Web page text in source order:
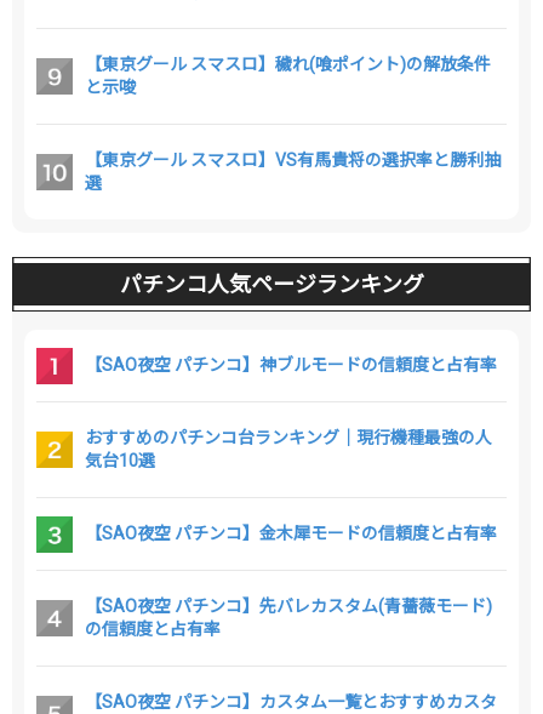
【東京グール スマスロ】穢れ(喰ポイント)の解放条件
と示唆
【東京グール スマスロ】VS有馬貴将の選択率と勝利抽
選
パチンコ人気ページランキング
【SAO夜空 パチンコ】神ブルモードの信頼度と占有率
おすすめのパチンコ台ランキング｜現行機種最強の人
気台10選
【SAO夜空 パチンコ】金木犀モードの信頼度と占有率
【SAO夜空 パチンコ】先バレカスタム(青薔薇モード)
の信頼度と占有率
【SAO夜空 パチンコ】カスタム一覧とおすすめカスタ